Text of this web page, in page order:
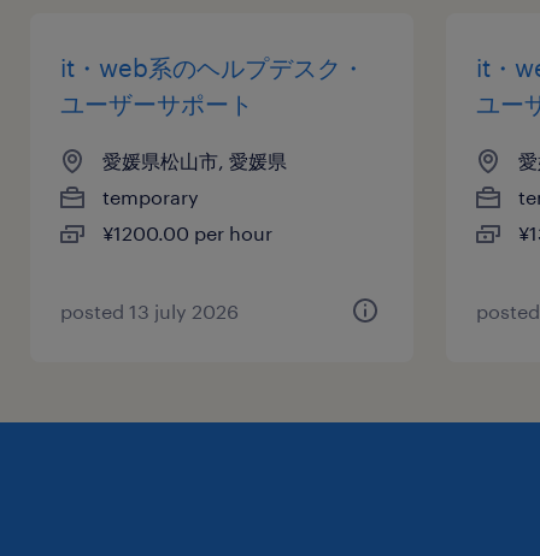
it・web系のヘルプデスク・
ユーザーサポート
愛媛県松山市, 愛媛県
temporary
¥1200.00 per hour
posted 13 july 2026
it・
ユー